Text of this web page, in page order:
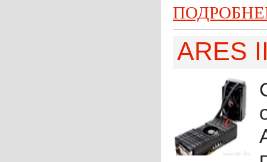
ARES